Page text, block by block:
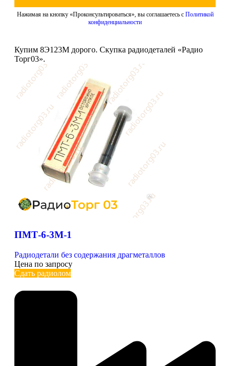
Нажимая на кнопку «Проконсультироваться», вы соглашаетесь с Политикой
конфиденциальности
Купим 8Э123М дорого. Скупка радиодеталей «Радио
Торг03».
ПМТ-6-3М-1
Радиодетали без содержания драгметаллов
Цена по запросу
Сдать радиолом